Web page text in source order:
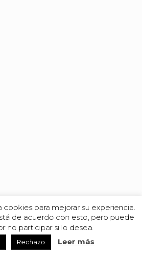
cookies para mejorar su experiencia.
de acuerdo con esto, pero puede
no participar si lo desea.
Rechazo Leer más